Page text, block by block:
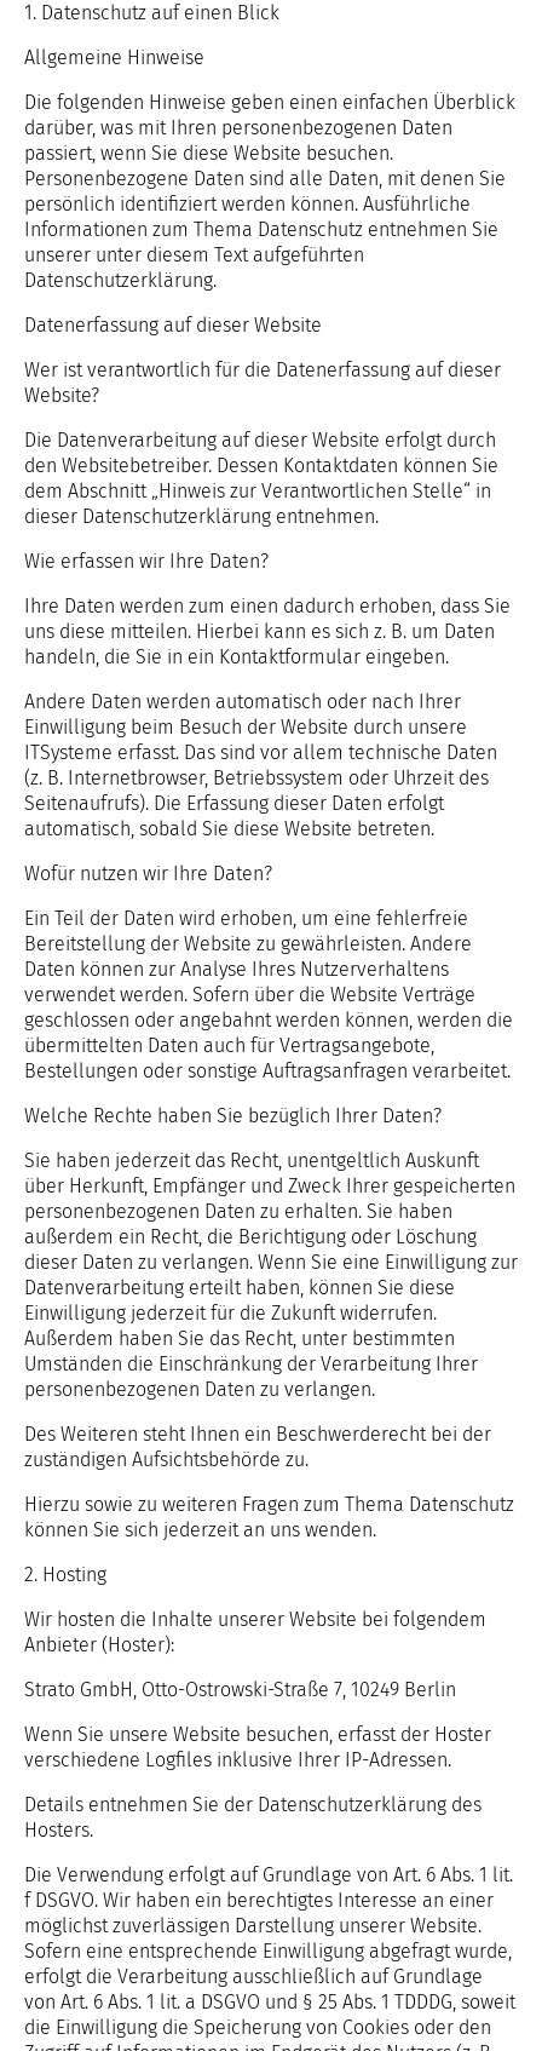
1. Datenschutz auf einen Blick
Allgemeine Hinweise
Die folgenden Hinweise geben einen einfachen Überblick
darüber, was mit Ihren personenbezogenen Daten
passiert, wenn Sie diese Website besuchen.
Personenbezogene Daten sind alle Daten, mit denen Sie
persönlich identifiziert werden können. Ausführliche
Informationen zum Thema Datenschutz entnehmen Sie
unserer unter diesem Text aufgeführten
Datenschutzerklärung.
Datenerfassung auf dieser Website
Wer ist verantwortlich für die Datenerfassung auf dieser
Website?
Die Datenverarbeitung auf dieser Website erfolgt durch
den Websitebetreiber. Dessen Kontaktdaten können Sie
dem Abschnitt „Hinweis zur Verantwortlichen Stelle“ in
dieser Datenschutzerklärung entnehmen.
Wie erfassen wir Ihre Daten?
Ihre Daten werden zum einen dadurch erhoben, dass Sie
uns diese mitteilen. Hierbei kann es sich z. B. um Daten
handeln, die Sie in ein Kontaktformular eingeben.
Andere Daten werden automatisch oder nach Ihrer
Einwilligung beim Besuch der Website durch unsere
ITSysteme erfasst. Das sind vor allem technische Daten
(z. B. Internetbrowser, Betriebssystem oder Uhrzeit des
Seitenaufrufs). Die Erfassung dieser Daten erfolgt
automatisch, sobald Sie diese Website betreten.
Wofür nutzen wir Ihre Daten?
Ein Teil der Daten wird erhoben, um eine fehlerfreie
Bereitstellung der Website zu gewährleisten. Andere
Daten können zur Analyse Ihres Nutzerverhaltens
verwendet werden. Sofern über die Website Verträge
geschlossen oder angebahnt werden können, werden die
übermittelten Daten auch für Vertragsangebote,
Bestellungen oder sonstige Auftragsanfragen verarbeitet.
Welche Rechte haben Sie bezüglich Ihrer Daten?
Sie haben jederzeit das Recht, unentgeltlich Auskunft
über Herkunft, Empfänger und Zweck Ihrer gespeicherten
personenbezogenen Daten zu erhalten. Sie haben
außerdem ein Recht, die Berichtigung oder Löschung
dieser Daten zu verlangen. Wenn Sie eine Einwilligung zur
Datenverarbeitung erteilt haben, können Sie diese
Einwilligung jederzeit für die Zukunft widerrufen.
Außerdem haben Sie das Recht, unter bestimmten
Umständen die Einschränkung der Verarbeitung Ihrer
personenbezogenen Daten zu verlangen.
Des Weiteren steht Ihnen ein Beschwerderecht bei der
zuständigen Aufsichtsbehörde zu.
Hierzu sowie zu weiteren Fragen zum Thema Datenschutz
können Sie sich jederzeit an uns wenden.
2. Hosting
Wir hosten die Inhalte unserer Website bei folgendem
Anbieter (Hoster):
Strato GmbH, Otto-Ostrowski-Straße 7, 10249 Berlin
Wenn Sie unsere Website besuchen, erfasst der Hoster
verschiedene Logfiles inklusive Ihrer IP-Adressen.
Details entnehmen Sie der Datenschutzerklärung des
Hosters.
Die Verwendung erfolgt auf Grundlage von Art. 6 Abs. 1 lit.
f DSGVO. Wir haben ein berechtigtes Interesse an einer
möglichst zuverlässigen Darstellung unserer Website.
Sofern eine entsprechende Einwilligung abgefragt wurde,
erfolgt die Verarbeitung ausschließlich auf Grundlage
von Art. 6 Abs. 1 lit. a DSGVO und § 25 Abs. 1 TDDDG, soweit
die Einwilligung die Speicherung von Cookies oder den